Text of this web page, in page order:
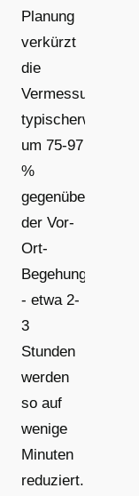
Planung
verkürzt
die
Vermessungszeit
typischerweise
um 75-97
%
gegenüber
der Vor-
Ort-
Begehung
- etwa 2-
3
Stunden
werden
so auf
wenige
Minuten
reduziert.